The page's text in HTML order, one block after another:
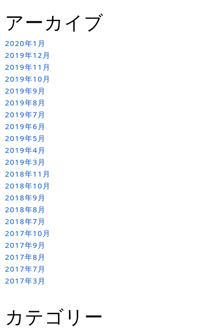
アーカイブ
2020年1月
2019年12月
2019年11月
2019年10月
2019年9月
2019年8月
2019年7月
2019年6月
2019年5月
2019年4月
2019年3月
2018年11月
2018年10月
2018年9月
2018年8月
2018年7月
2017年10月
2017年9月
2017年8月
2017年7月
2017年3月
カテゴリー